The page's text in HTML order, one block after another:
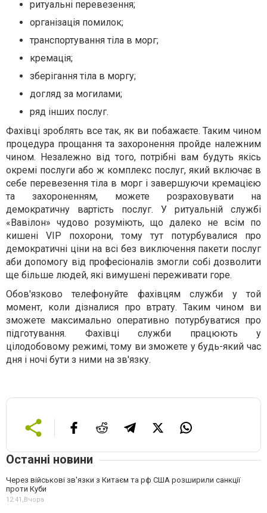
ритуальні перевезення;
організація помилок;
транспортування тіла в морг;
кремація;
зберігання тіла в моргу;
догляд за могилами;
ряд інших послуг.
Фахівці зроблять все так, як ви побажаєте. Таким чином
процедура прощання та захоронення пройде належним
чином. Незалежно від того, потрібні вам будуть якісь
окремі послуги або ж комплекс послуг, який включає в
себе перевезення тіла в морг і завершуючи кремацією
та захороненням, можете розраховувати на
демократичну вартість послуг. У ритуальній службі
«Вавілон» чудово розуміють, що далеко не всім по
кишені VIP похорони, тому тут потурбувалися про
демократичні ціни на всі без виключення пакети послуг
аби допомогу від професіоналів змогли собі дозволити
ще більше людей, які вимушені переживати горе.
Обов'язково телефонуйте фахівцям служби у той
момент, коли дізналися про втрату. Таким чином ви
зможете максимально оперативно потурбуватися про
підготування. Фахівці служби працюють у
цілодобовому режимі, тому ви зможете у будь-який час
дня і ночі бути з ними на зв'язку.
Останні новини
Через військові зв'язки з Китаєм та рф США розширили санкції
проти Куби
12:41,Вчора